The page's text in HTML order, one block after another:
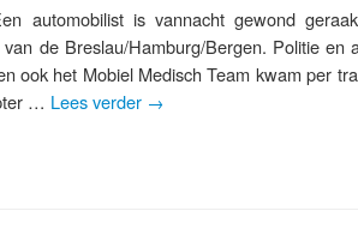
automobilist is vannacht gewond
de Breslau/Hamburg/Bergen. Politie en
ook het Mobiel Medisch Team kwam per
… Lees verder →